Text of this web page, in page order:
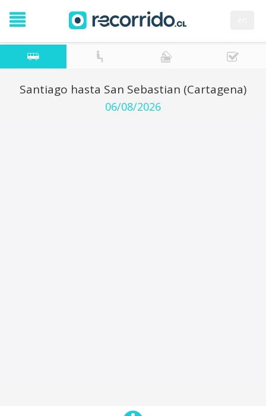
Santiago hasta San Sebastian (Cartagena)
06/08/2026